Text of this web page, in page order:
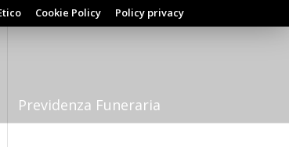
Cookie Policy Policy privacy
Previdenza Funeraria